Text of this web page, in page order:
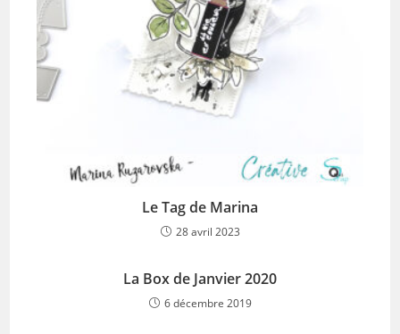
Le Tag de Marina
28 avril 2023
La Box de Janvier 2020
6 décembre 2019